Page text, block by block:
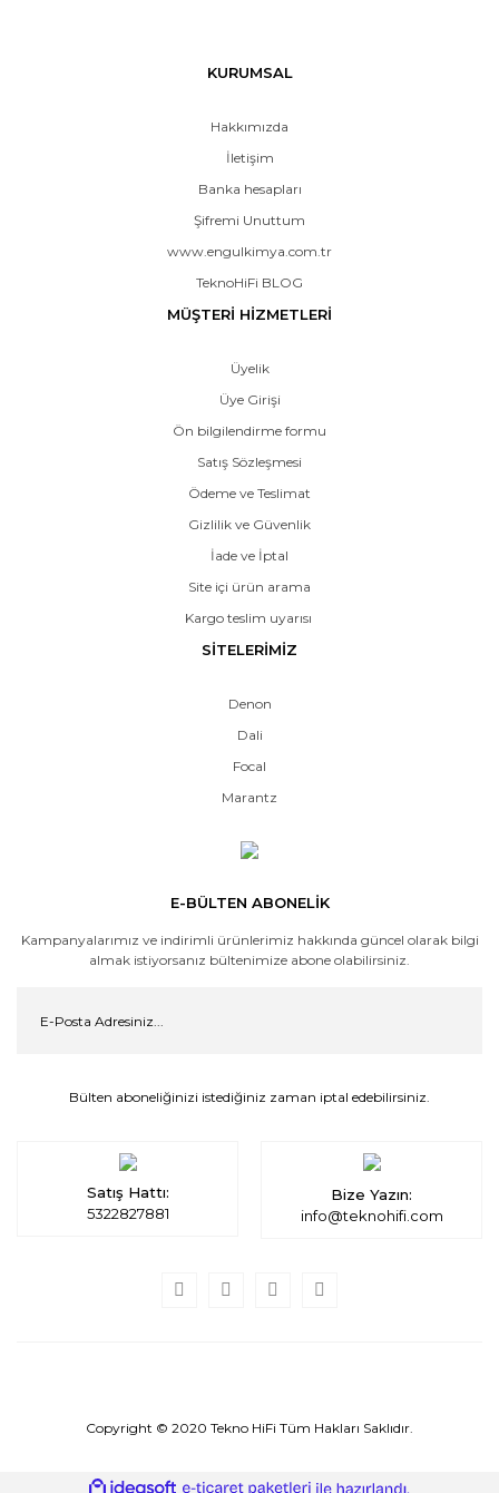
KURUMSAL
Hakkımızda
İletişim
Banka hesapları
Şifremi Unuttum
www.engulkimya.com.tr
TeknoHiFi BLOG
MÜŞTERİ HİZMETLERİ
Üyelik
Üye Girişi
Ön bilgilendirme formu
Satış Sözleşmesi
Ödeme ve Teslimat
Gizlilik ve Güvenlik
İade ve İptal
Site içi ürün arama
Kargo teslim uyarısı
SİTELERİMİZ
Denon
Dali
Focal
Marantz
E-BÜLTEN ABONELİK
Kampanyalarımız ve indirimli ürünlerimiz hakkında güncel olarak bilgi
almak istiyorsanız bültenimize abone olabilirsiniz.
Bülten aboneliğinizi istediğiniz zaman iptal edebilirsiniz.
Satış Hattı:
5322827881
Bize Yazın:
info@teknohifi.com
Copyright © 2020 Tekno HiFi Tüm Hakları Saklıdır.
ideasoft e-